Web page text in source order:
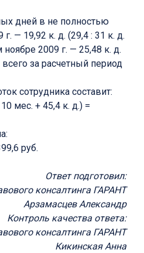
дней в не полностью
— 19,92 к. д. (29,4 : 31 к. д.
2009 г. — 25,48 к. д.
всего за расчетный период
сотрудника составит:
мес. + 45,4 к. д.) =
руб.
Ответ подготовил:
консалтинга ГАРАНТ
Арзамасцев Александр
Контроль качества ответа:
консалтинга ГАРАНТ
Кикинская Анна